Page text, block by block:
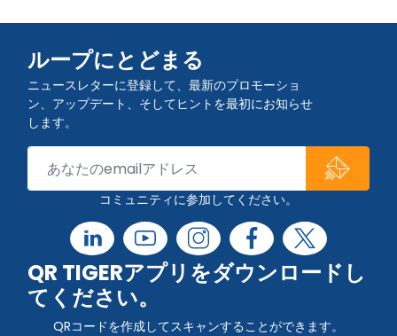
ループにとどまる
ニュースレターに登録して、最新のプロモーショ
ン、アップデート、そしてヒントを最初にお知らせ
します。
コミュニティに参加してください。
QR TIGERアプリをダウンロードし
てください。
QRコードを作成してスキャンすることができます。